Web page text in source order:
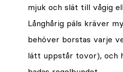
mjuk och slät till vågig
Långhårig päls kräver
behöver borstas varje
lätt uppstår tovor), och